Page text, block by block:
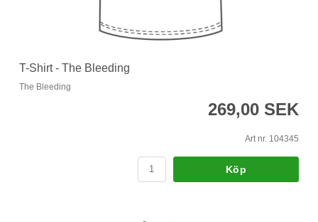
T-Shirt - The Bleeding
The Bleeding
269,00 SEK
Art nr. 104345
Köp